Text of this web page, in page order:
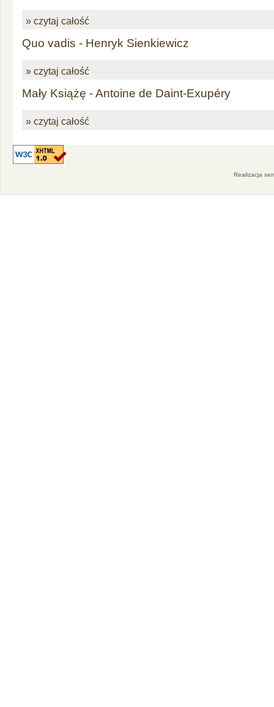
» czytaj całość
Quo vadis - Henryk Sienkiewicz
» czytaj całość
Mały Książę - Antoine de Daint-Exupéry
» czytaj całość
Realizacja